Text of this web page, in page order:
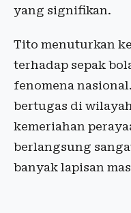
yang signifikan.
Tito menuturkan
terhadap sepak
fenomena
bertugas di
kemeriahan
berlangsung
banyak lapisan